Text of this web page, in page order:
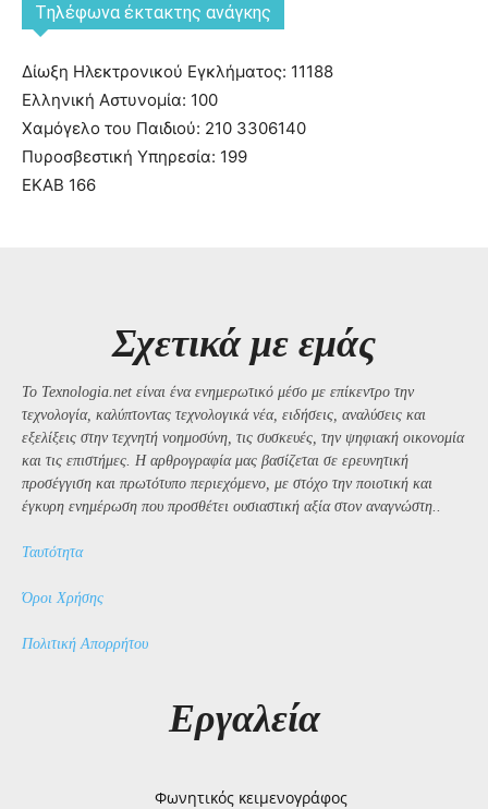
Tηλέφωνα έκτακτης ανάγκης
Δίωξη Ηλεκτρονικού Εγκλήματος: 11188
Ελληνική Αστυνομία: 100
Χαμόγελο του Παιδιού: 210 3306140
Πυροσβεστική Υπηρεσία: 199
ΕΚΑΒ 166
Σχετικά με εμάς
Το Texnologia.net είναι ένα ενημερωτικό μέσο με επίκεντρο την
τεχνολογία, καλύπτοντας τεχνολογικά νέα, ειδήσεις, αναλύσεις και
εξελίξεις στην τεχνητή νοημοσύνη, τις συσκευές, την ψηφιακή οικονομία
και τις επιστήμες. Η αρθρογραφία μας βασίζεται σε ερευνητική
προσέγγιση και πρωτότυπο περιεχόμενο, με στόχο την ποιοτική και
έγκυρη ενημέρωση που προσθέτει ουσιαστική αξία στον αναγνώστη..
Ταυτότητα
Όροι Χρήσης
Πολιτική Απορρήτου
Εργαλεία
Φωνητικός κειμενογράφος